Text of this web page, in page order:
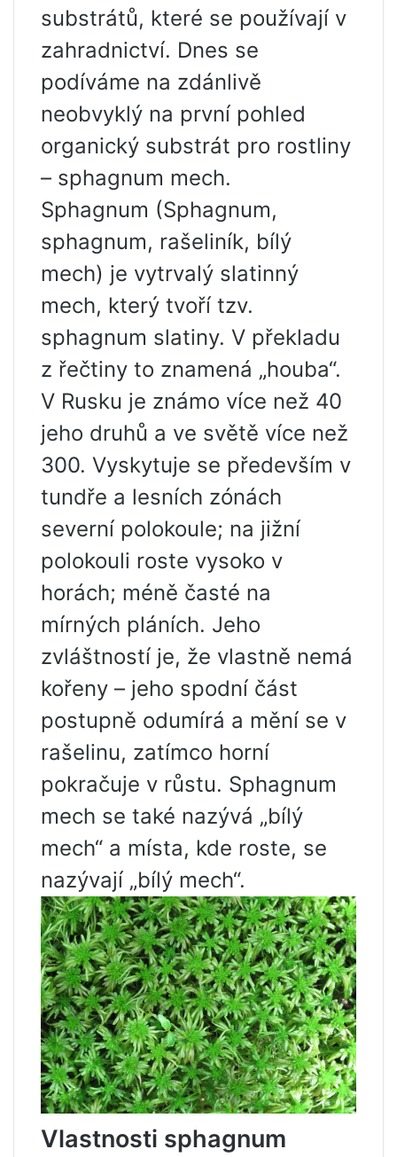
substrátů, které se používají v
zahradnictví. Dnes se
podíváme na zdánlivě
neobvyklý na první pohled
organický substrát pro rostliny
– sphagnum mech.
Sphagnum (Sphagnum,
sphagnum, rašeliník, bílý
mech) je vytrvalý slatinný
mech, který tvoří tzv.
sphagnum slatiny. V překladu
z řečtiny to znamená „houba“.
V Rusku je známo více než 40
jeho druhů a ve světě více než
300. Vyskytuje se především v
tundře a lesních zónách
severní polokoule; na jižní
polokouli roste vysoko v
horách; méně časté na
mírných pláních. Jeho
zvláštností je, že vlastně nemá
kořeny – jeho spodní část
postupně odumírá a mění se v
rašelinu, zatímco horní
pokračuje v růstu. Sphagnum
mech se také nazývá „bílý
mech“ a místa, kde roste, se
nazývají „bílý mech“.
Vlastnosti sphagnum